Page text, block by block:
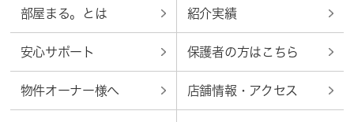
部屋まる。とは 紹介実績
安心サポート 保護者の方はこちら
物件オーナー様へ 店舗情報・アクセス